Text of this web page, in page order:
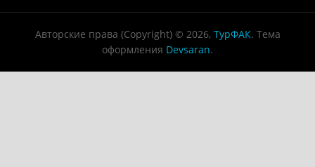
Авторские права (Copyright) © 2026, ТурФАК. Тема
оформления Devsaran.